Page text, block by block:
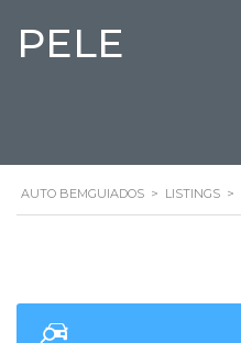
PELE
AUTO BEMGUIADOS > LISTINGS >